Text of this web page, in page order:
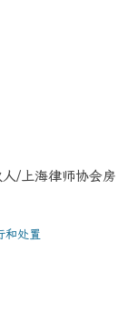
/上海律师协会房
和处置